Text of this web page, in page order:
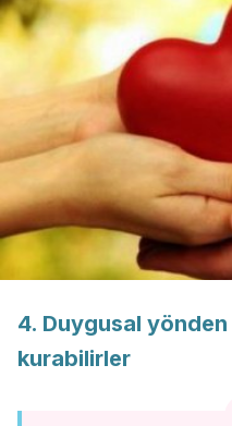
4. Duygusal
kurabilirler